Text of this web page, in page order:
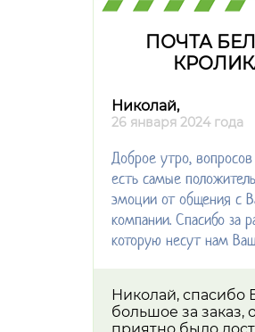
ПОЧТА
Николай,
26 января 2024 года
Доброе утро,
есть самые
эмоции от общения с
компании. Спасибо за
которую несут нам
Николай, спасибо
большое за заказ,